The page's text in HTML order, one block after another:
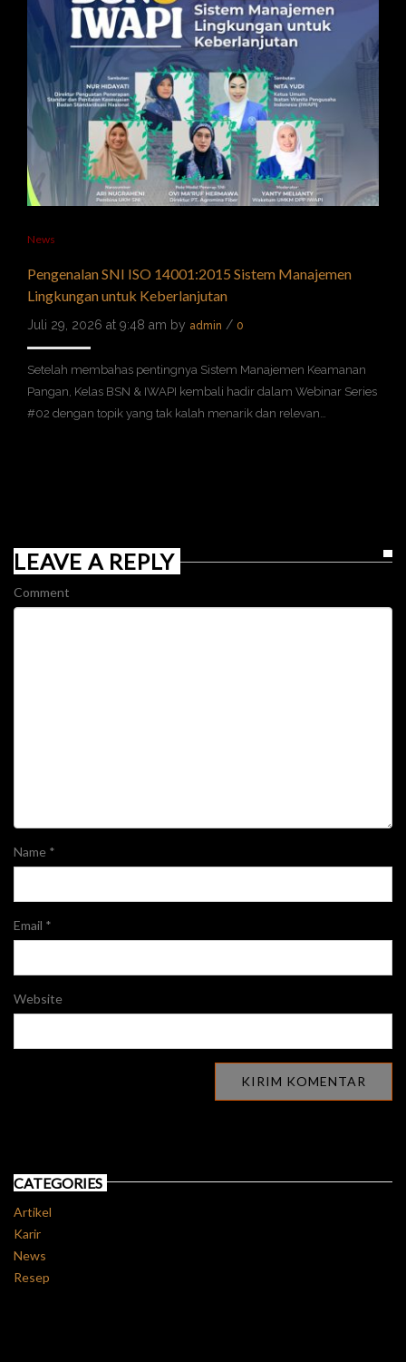
News
Pengenalan SNI ISO 14001:2015 Sistem Manajemen
Lingkungan untuk Keberlanjutan
Juli 29, 2026 at 9:48 am by admin / 0
Setelah membahas pentingnya Sistem Manajemen Keamanan
Pangan, Kelas BSN & IWAPI kembali hadir dalam Webinar Series
#02 dengan topik yang tak kalah menarik dan relevan…
LEAVE A REPLY
Comment
Name *
Email *
Website
CATEGORIES
Artikel
Karir
News
Resep